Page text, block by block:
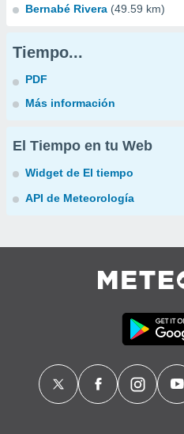
Bernabé Rivera (49.59 km)
Tiempo...
PDF
Más información
El Tiempo en tu Web
Widget de El tiempo
API de Meteorología